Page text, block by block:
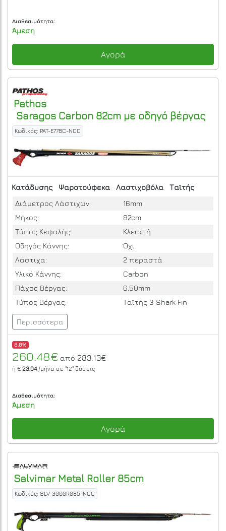
Διαθεσιμότητα:
Άμεση
Αγορά
Pathos
Saragos Carbon 82cm με οδηγό βέργας
Κωδικός: PAT-E778C-NCC
Κατάδυσης Ψαροτούφεκα Λαστιχοβόλα
Ταϊτής
Διάμετρος Λάστιχων:
16mm
Μήκος:
82cm
Τύπος Κεφαλής:
Κλειστή
Οδηγός Κάννης:
Όχι
Λάστιχα:
2 περαστά
Υλικό Κάννης:
Carbon
Πάχος Βέργας:
6.50mm
Τύπος Βέργας:
Ταϊτής 3 Shark Fin
Περισσότερα
8.0%
260.48€ από 283.13€
ή € 23,64/μήνα σε "12" δόσεις
Διαθεσιμότητα:
Άμεση
Αγορά
Salvimar Metal Roller 85cm
Κωδικός: SLV-3000R085-NCC